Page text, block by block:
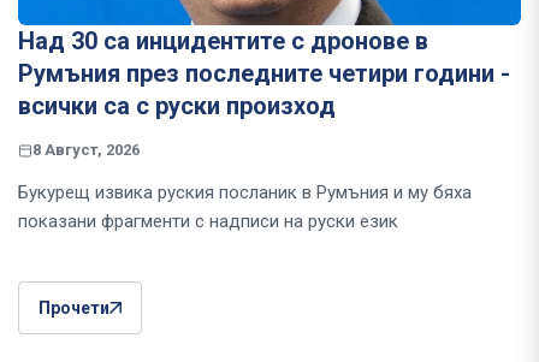
Над 30 са инцидентите с дронове в
Румъния през последните четири години -
всички са с руски произход
8 Август, 2026
Букурещ извика руския посланик в Румъния и му бяха
показани фрагменти с надписи на руски език
Прочети